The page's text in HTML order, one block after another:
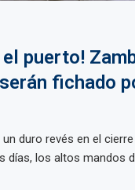
el puerto!
fichado
duro revés en el
días, los altos mandos